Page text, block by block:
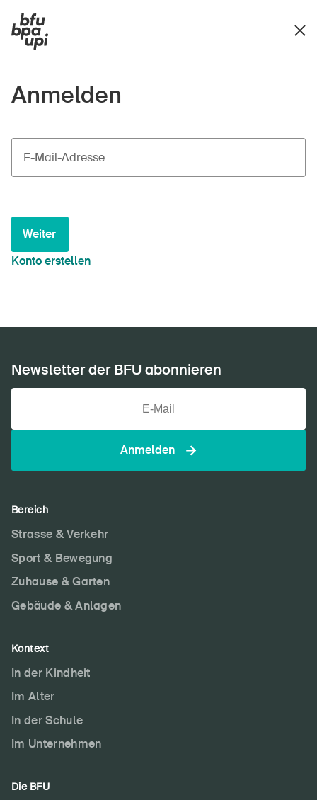
Anmelden
E-Mail-Adresse
Weiter
Konto erstellen
Newsletter der BFU abonnieren
Anmelden
Bereich
Strasse & Verkehr
Sport & Bewegung
Zuhause & Garten
Gebäude & Anlagen
Kontext
In der Kindheit
Im Alter
In der Schule
Im Unternehmen
Die BFU